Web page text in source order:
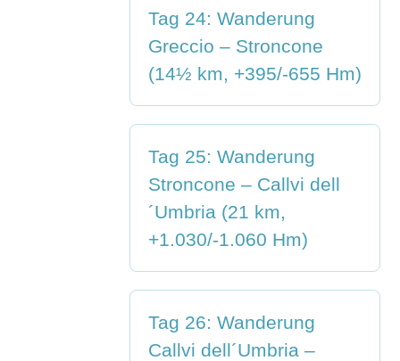
Tag 24: Wanderung
Greccio – Stroncone
(14½ km, +395/-655 Hm)
Tag 25: Wanderung
Stroncone – Callvi dell
´Umbria (21 km,
+1.030/-1.060 Hm)
Tag 26: Wanderung
Callvi dell´Umbria –